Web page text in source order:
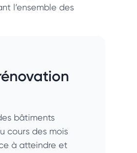
l’ensemble des
bâtiments
cours des mois
à atteindre et